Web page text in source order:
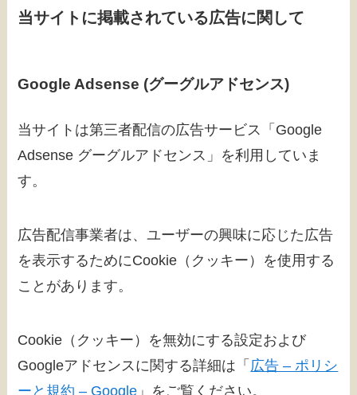
当サイトに掲載されている広告に関して
Google Adsense (グーグルアドセンス)
当サイトは第三者配信の広告サービス「Google
Adsense グーグルアドセンス」を利用していま
す。
広告配信事業者は、ユーザーの興味に応じた広告
を表示するためにCookie（クッキー）を使用する
ことがあります。
Cookie（クッキー）を無効にする設定および
Googleアドセンスに関する詳細は「 広告 – ポリシ
ーと規約 – Google 」をご覧ください。